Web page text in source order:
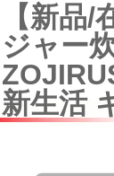
【新品
ジャー
新生活